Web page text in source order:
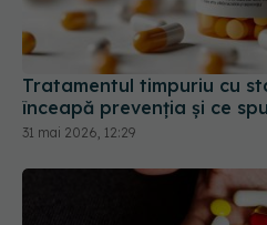
Tratamentul timpuriu cu
înceapă prevenția și ce
31 mai 2026, 12:29